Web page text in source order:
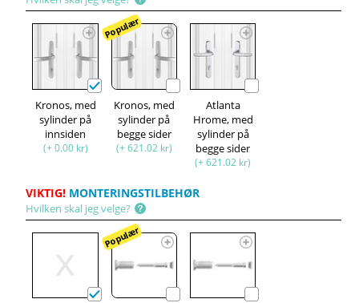
Kronos, med
sylinder på
innsiden
(+ 0.00 kr)
Populær
Kronos, med
sylinder på
begge sider
(+ 621.02 kr)
Atlanta
Hrome, med
sylinder på
begge sider
(+ 621.02 kr)
VIKTIG! MONTERINGSTILBEHØR
Hvilken skal jeg velge?
Populær